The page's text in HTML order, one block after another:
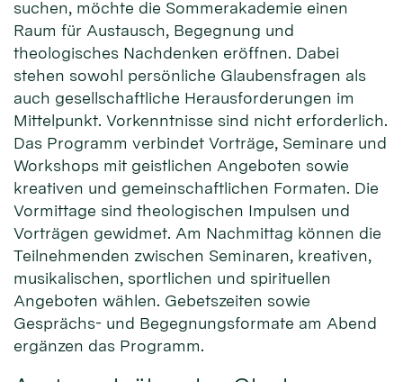
suchen, möchte die Sommerakademie einen
Raum für Austausch, Begegnung und
theologisches Nachdenken eröffnen. Dabei
stehen sowohl persönliche Glaubensfragen als
auch gesellschaftliche Herausforderungen im
Mittelpunkt. Vorkenntnisse sind nicht erforderlich.
Das Programm verbindet Vorträge, Seminare und
Workshops mit geistlichen Angeboten sowie
kreativen und gemeinschaftlichen Formaten. Die
Vormittage sind theologischen Impulsen und
Vorträgen gewidmet. Am Nachmittag können die
Teilnehmenden zwischen Seminaren, kreativen,
musikalischen, sportlichen und spirituellen
Angeboten wählen. Gebetszeiten sowie
Gesprächs- und Begegnungsformate am Abend
ergänzen das Programm.